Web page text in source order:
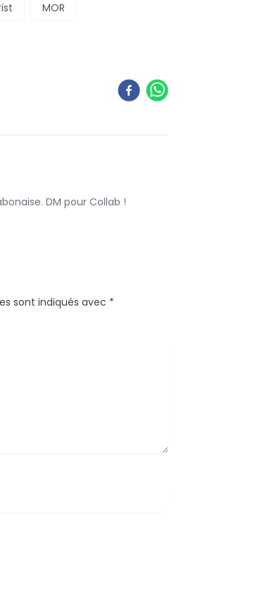
MOR
DM pour Collab !
sont indiqués avec *